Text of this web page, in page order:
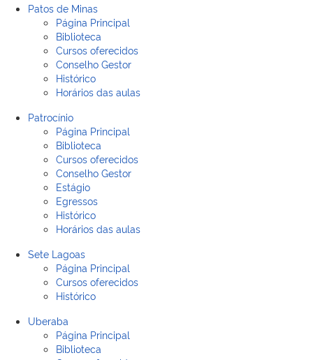
Patos de Minas
Página Principal
Biblioteca
Cursos oferecidos
Conselho Gestor
Histórico
Horários das aulas
Patrocínio
Página Principal
Biblioteca
Cursos oferecidos
Conselho Gestor
Estágio
Egressos
Histórico
Horários das aulas
Sete Lagoas
Página Principal
Cursos oferecidos
Histórico
Uberaba
Página Principal
Biblioteca